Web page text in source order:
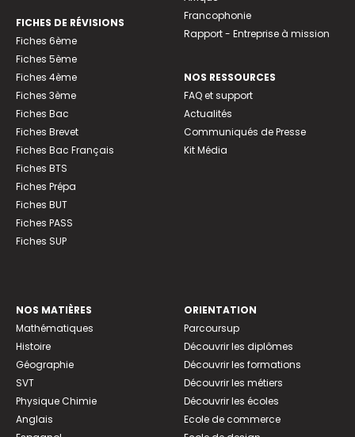
FICHES DE RÉVISIONS
Fiches 6ème
Fiches 5ème
Fiches 4ème
Fiches 3ème
Fiches Bac
Fiches Brevet
Fiches Bac Français
Fiches BTS
Fiches Prépa
Fiches BUT
Fiches PASS
Fiches SUP
Francophonie
Rapport - Entreprise à mission
NOS RESSOURCES
FAQ et support
Actualités
Communiqués de Presse
Kit Média
NOS MATIÈRES
Mathématiques
Histoire
Géographie
SVT
Physique Chimie
Anglais
ORIENTATION
Parcoursup
Découvrir les diplômes
Découvrir les formations
Découvrir les métiers
Découvrir les écoles
Ecole de commerce